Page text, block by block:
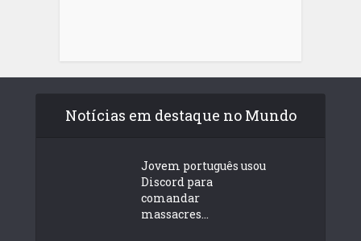
Notícias em destaque no Mundo
Jovem português usou
Discord para
comandar
massacres...